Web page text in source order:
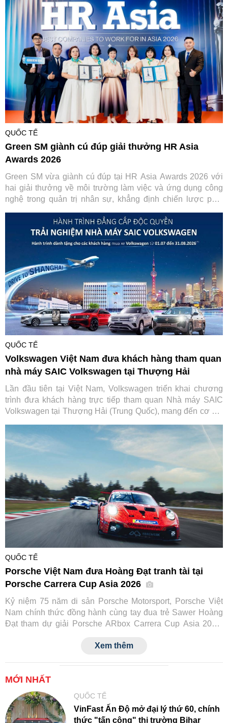
Nam trở thành trung tâm dịch vụ kỹ thuật ô tô của toàn khu
vực.
QUỐC TẾ
Green SM giành cú đúp giải thưởng HR Asia
Awards 2026
Green SM vừa giành cú đúp tại HR Asia Awards 2026 với
hai giải thưởng về môi trường làm việc và ứng dụng công
nghệ trong quản trị nhân sự, khẳng định chiến lược phát
QUỐC TẾ
Volkswagen Việt Nam đưa khách hàng tham quan
nhà máy SAIC Volkswagen tại Thượng Hải
Lần đầu tiên tại Việt Nam, Volkswagen triển khai chương
trình đưa khách hàng trực tiếp tham quan Nhà máy SAIC
Volkswagen tại Thượng Hải (Trung Quốc), mang đến cơ hội
sau mỗi chiếc xe của thương hiệu Đức.
QUỐC TẾ
Porsche Việt Nam đưa Hoàng Đạt tranh tài tại
Porsche Carrera Cup Asia 2026
Kỷ niệm 75 năm di sản Porsche Motorsport, Porsche Việt
Nam chính thức đồng hành cùng tay đua trẻ Sawer Hoàng
Đạt tham dự giải Porsche ARbox Carrera Cup Asia 2026.
trường danh giá này, đồng thời đánh dấu cột mốc mới trong
Xem thêm
MỚI NHẤT
QUỐC TẾ
VinFast Ấn Độ mở đại lý thứ 60, chính
thức "tấn công" thị trường Bihar